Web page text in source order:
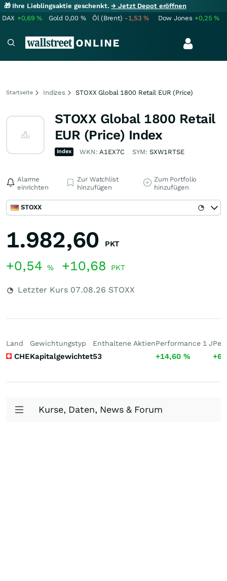
🎁 Ihre Lieblingsaktie geschenkt.→ Jetzt Depot eröffnen
DAX +0,69% Gold 0,00 % Öl (Brent) -1,53% Dow Jones +0,25%
Startseite Indizes STOXX Global 1800 Retail EUR (Price)
STOXX Global 1800 Retail
EUR (Price) Index
Index WKN:A1EX7C SYM: SXW1RTSE
Alarme
einrichten
Zur Watchlist
hinzufügen
Zum Portfolio
hinzufügen
STOXX
1.982,60 PKT
+0,54 % +10,68 PKT
Letzter Kurs 07.08.26 STOXX
Land
CHE
Gewichtungstyp
Kapitalgewichtet
Enthaltene Aktien
53
Performance 1 J
+14,60 %
Kurse, Daten, News & Forum